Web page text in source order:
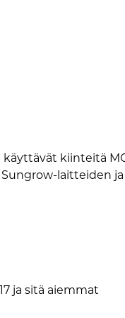
kiinteitä
laitteiden
ja sitä aiemmat